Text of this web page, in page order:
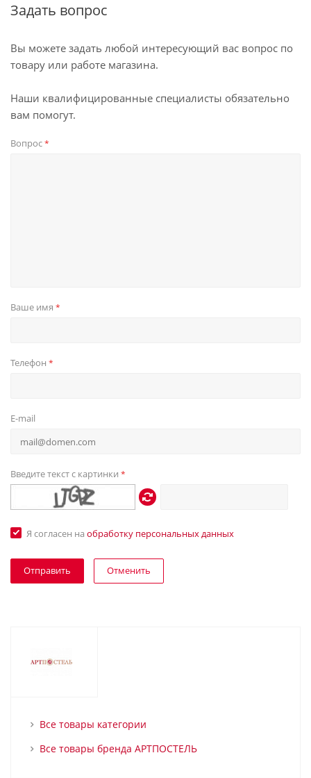
Задать вопрос
Вы можете задать любой интересующий вас вопрос по
товару или работе магазина.
Наши квалифицированные специалисты обязательно
вам помогут.
Вопрос*
Ваше имя *
Телефон *
E-mail
Введите текст с картинки *
Я согласен на обработку персональных данных
Отменить
Все товары категории
Все товары бренда АРТПОСТЕЛЬ